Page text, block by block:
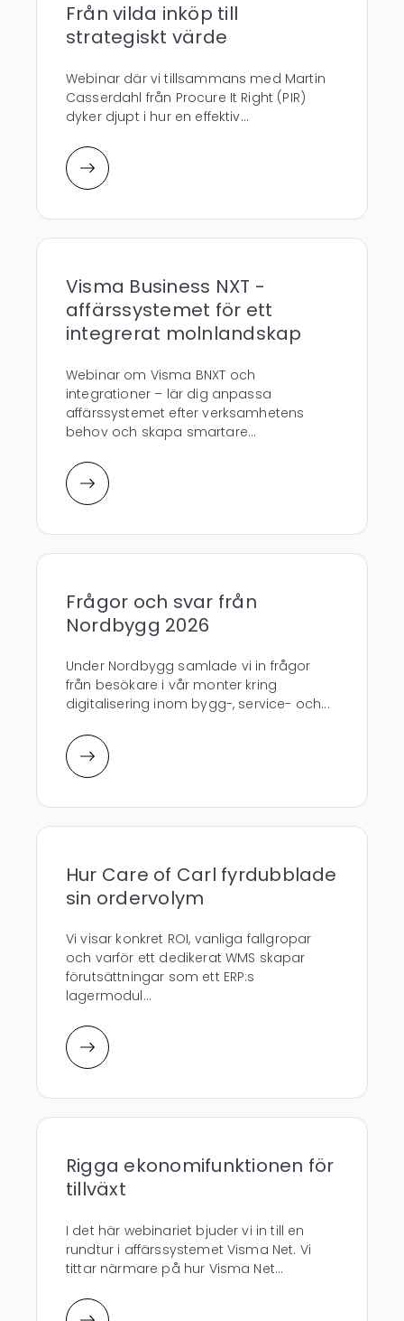
Från vilda inköp till
strategiskt värde
Webinar där vi tillsammans med Martin
Casserdahl från Procure It Right (PIR)
dyker djupt i hur en effektiv...
Visma Business NXT -
affärssystemet för ett
integrerat molnlandskap
Webinar om Visma BNXT och
integrationer – lär dig anpassa
affärssystemet efter verksamhetens
behov och skapa smartare...
Frågor och svar från
Nordbygg 2026
Under Nordbygg samlade vi in frågor
från besökare i vår monter kring
digitalisering inom bygg-, service- och...
Hur Care of Carl fyrdubblade
sin ordervolym
Vi visar konkret ROI, vanliga fallgropar
och varför ett dedikerat WMS skapar
förutsättningar som ett ERP:s
lagermodul...
Rigga ekonomifunktionen för
tillväxt
I det här webinariet bjuder vi in till en
rundtur i affärssystemet Visma Net. Vi
tittar närmare på hur Visma Net...